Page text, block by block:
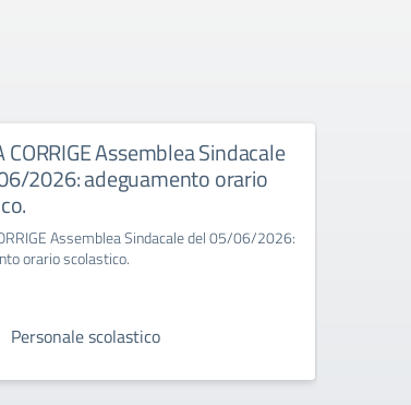
CORRIGE Assemblea Sindacale
2026: adeguamento orario
Assemblea Sindacale del 05/06/2026:
orario scolastico.
Personale scolastico